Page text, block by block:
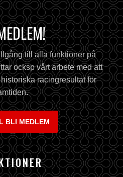
till alla funktioner på
ocksp vårt arbete med att
racingresultat för
BLI MEDLEM